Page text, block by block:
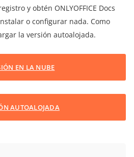
y obtén ONLYOFFICE Docs
o configurar nada. Como
la versión autoalojada.
EN LA NUBE
AUTOALOJADA